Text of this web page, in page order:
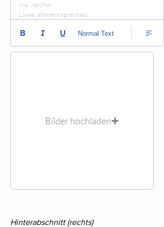
Iris: reizfrei
Linse: alterentspreched
Normal Text
Bilder hochladen
Hinterabschnitt (rechts)